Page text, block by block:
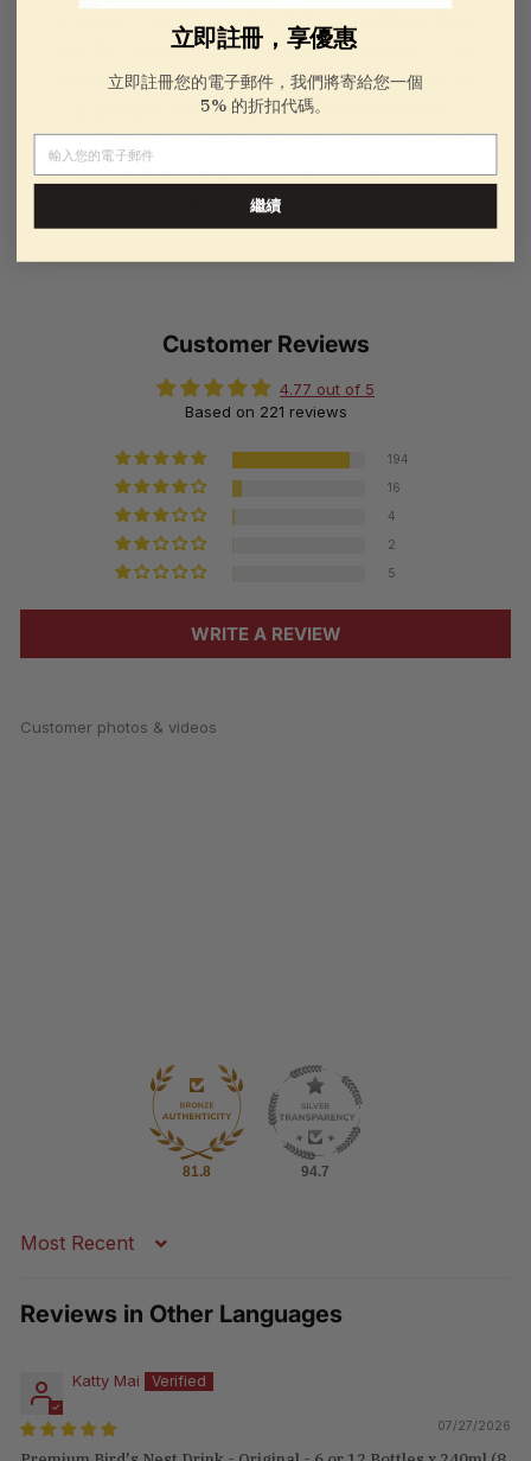
在金燕窩，我們為提供無可挑剔的超優質燕窩而感
到自豪。每個等級都提供卓越的味道和質地，並採
用奢華且具有保護性的材料精美包裝。我們專有的
三步驟傳統手部清潔技術可確保每個燕窩保持完
整，不受漂白劑或有害化學物質的污染。選擇金燕
窩 一份集健康與放縱於一體的獨特聖誕禮物，讓
Customer Reviews
4.77 out of 5
Based on 221 reviews
194
16
4
2
5
WRITE A REVIEW
Customer photos & videos
81.8 94.7
Sort by
Reviews in Other Languages
Katty Mai
07/27/2026
立即註冊，享優惠
立即註冊您的電子郵件，我們將寄給您一個
5% 的折扣代碼。
電子郵件
繼續